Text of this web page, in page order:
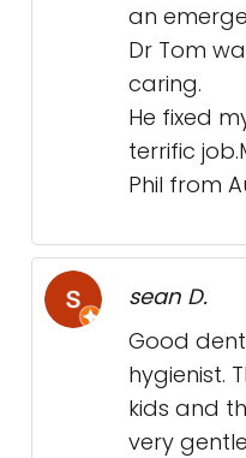
an
Dr Tom
caring.
He fixed
terrific
Phil from
sean D.
Good
hygienist.
kids and
very